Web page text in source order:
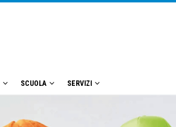
SCUOLA SERVIZI